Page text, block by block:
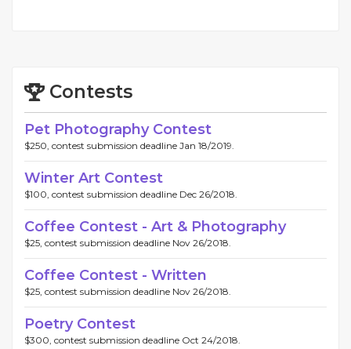
Contests
Pet Photography Contest
$250, contest submission deadline Jan 18/2019.
Winter Art Contest
$100, contest submission deadline Dec 26/2018.
Coffee Contest - Art & Photography
$25, contest submission deadline Nov 26/2018.
Coffee Contest - Written
$25, contest submission deadline Nov 26/2018.
Poetry Contest
$300, contest submission deadline Oct 24/2018.